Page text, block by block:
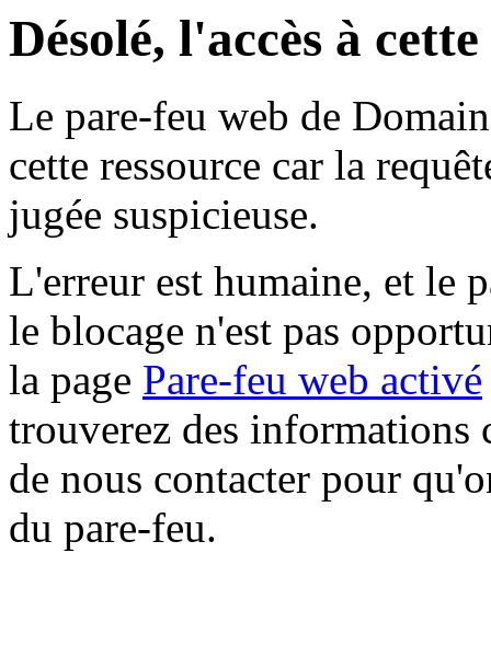
Désolé, l'accès à
Le pare-feu web de
cette ressource car la
jugée suspicieuse.
L'erreur est humaine, et le
le blocage n'est pas
la page Pare-feu web activé
trouverez des informations
de nous contacter pour
du pare-feu.